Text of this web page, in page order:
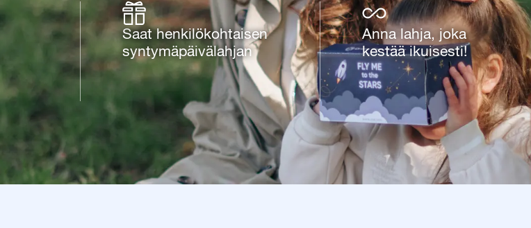
Saat henkilökohtaisen
syntymäpäivälahjan
Anna lahja, joka
kestää ikuisesti!